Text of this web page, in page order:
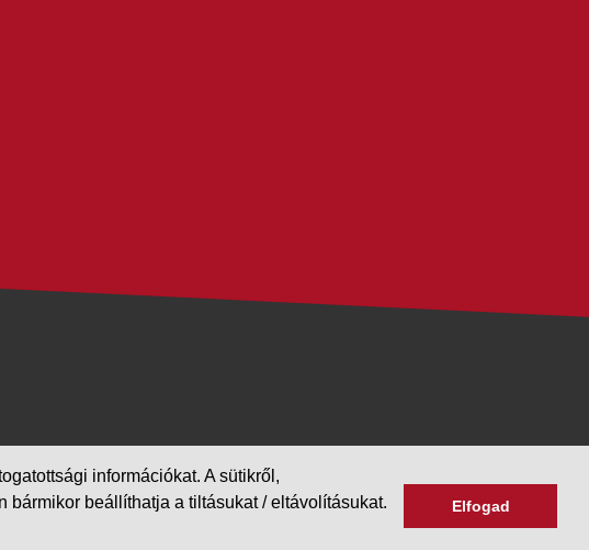
információkat. A sütikről,
beállíthatja a tiltásukat / eltávolításukat.
Elfogad